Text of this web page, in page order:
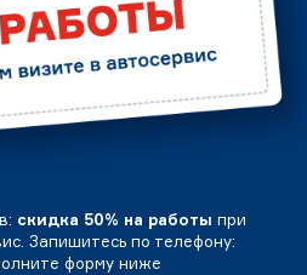
скидка 50% на работы при
Запишитесь по телефону:
форму ниже